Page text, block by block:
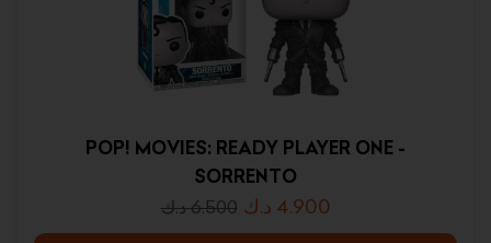
POP! MOVIES: READY PLAYER ONE -
SORRENTO
6.500 د.ك 4.900 د.ك